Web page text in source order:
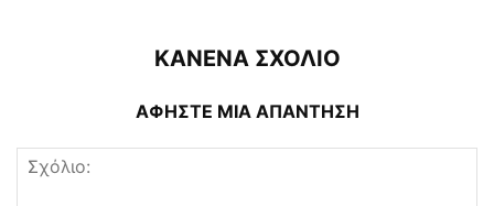
ΚΑΝΕΝΑ ΣΧΟΛΙΟ
ΑΦΗΣΤΕ ΜΙΑ ΑΠΑΝΤΗΣΗ